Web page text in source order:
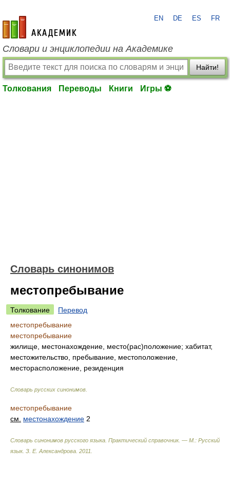
academic.ru
EN DE ES FR
Словари и энциклопедии на Академике
Найти!
Толкования Переводы Книги Игры ⚽
Словарь синонимов
местопребывание
Толкование
Перевод
местопребывание
местопребывание
жилище, местонахождение, место(рас)положение; хабитат,
местожительство, пребывание, местоположение,
месторасположение, резиденция
Словарь русских синонимов
местопребывание
см.
местонахождение 2
Словарь синонимов русского языка. Практический справочник. — М.: Русский
язык. З. Е. Александрова 2011